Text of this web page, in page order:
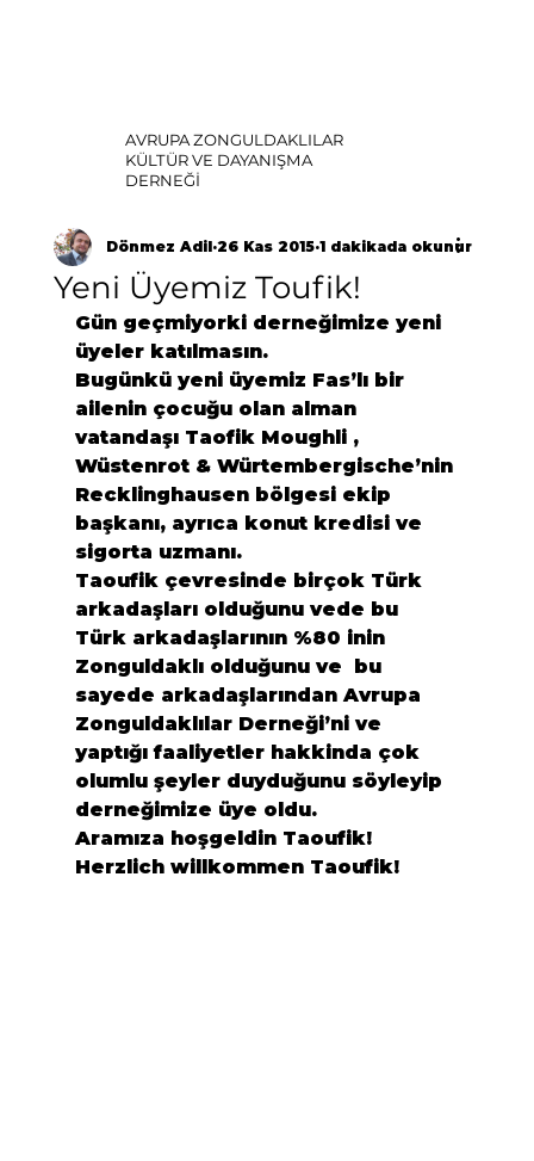
AVRUPA ZONGULDAKLILAR
KÜLTÜR VE DAYANIŞMA
DERNEĞİ
Yeni Üyemiz Toufik!
Dönmez Adil 26 Kas 2015 1 dakikada okunur
Gün geçmiyorki derneğimize yeni
üyeler katılmasın.
Bugünkü yeni üyemiz Fas’lı bir
ailenin çocuğu olan alman
vatandaşı Taofik Moughli ,
Wüstenrot & Würtembergische’nin
Recklinghausen bölgesi ekip
başkanı, ayrıca konut kredisi ve
sigorta uzmanı.
Taoufik çevresinde birçok Türk
arkadaşları olduğunu vede bu
Türk arkadaşlarının %80 inin
Zonguldaklı olduğunu ve  bu
sayede arkadaşlarından Avrupa
Zonguldaklılar Derneği’ni ve
yaptığı faaliyetler hakkinda çok
olumlu şeyler duyduğunu söyleyip
derneğimize üye oldu.
Aramıza hoşgeldin Taoufik!
Herzlich willkommen Taoufik!